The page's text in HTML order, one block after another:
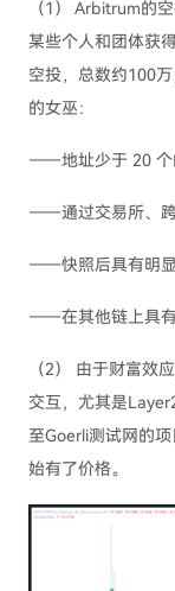
（1） Arbitrum的
某些个人和团体获
空投，总数约100
的女巫：
——地址少于 20 个
——通过交易所、跨
——快照后具有明显
——在其他链上具有
（2） 由于财富效
交互，尤其是
至Goerli测试网的
始有了价格。